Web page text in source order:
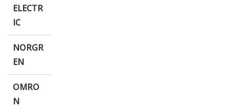
ELECTR
IC
NORGR
EN
OMRO
N